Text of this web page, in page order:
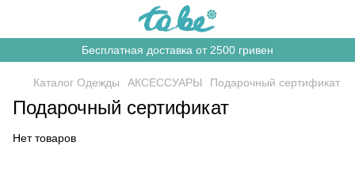
Бесплатная доставка от 2500 гривен
Каталог Одежды АКСЕССУАРЫ Подарочный сертификат
Подарочный сертификат
Нет товаров